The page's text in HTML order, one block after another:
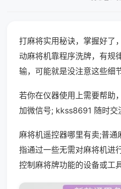
打麻将实用秘诀，掌握好了
动麻将机靠程序洗牌，有规
输，可能就是没注意这些细节
若你在仪器使用上需要帮助
加微信号; kkss8691 随时交
麻将机遥控器哪里有卖;普
指通过一些无需对麻将机进
控制麻将牌功能的设备或工具